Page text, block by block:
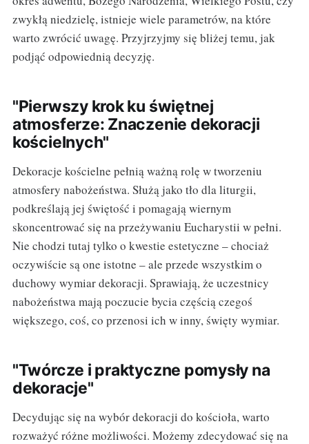
zwykłą niedzielę, istnieje wiele parametrów, na które
warto zwrócić uwagę. Przyjrzyjmy się bliżej temu, jak
podjąć odpowiednią decyzję.
"Pierwszy krok ku świętnej
atmosferze: Znaczenie dekoracji
kościelnych"
Dekoracje kościelne pełnią ważną rolę w tworzeniu
atmosfery nabożeństwa. Służą jako tło dla liturgii,
podkreślają jej świętość i pomagają wiernym
skoncentrować się na przeżywaniu Eucharystii w pełni.
Nie chodzi tutaj tylko o kwestie estetyczne – chociaż
oczywiście są one istotne – ale przede wszystkim o
duchowy wymiar dekoracji. Sprawiają, że uczestnicy
nabożeństwa mają poczucie bycia częścią czegoś
większego, coś, co przenosi ich w inny, święty wymiar.
"Twórcze i praktyczne pomysły na
dekoracje"
Decydując się na wybór dekoracji do kościoła, warto
rozważyć różne możliwości. Możemy zdecydować się na